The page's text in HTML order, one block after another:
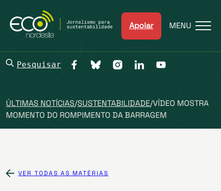
Apoiar MENU
Pesquisar
ÚLTIMAS NOTÍCIAS/SUSTENTABILIDADE/VÍDEO MOSTRA
MOMENTO DO ROMPIMENTO DA BARRAGEM
VER TODAS AS MATÉRIAS